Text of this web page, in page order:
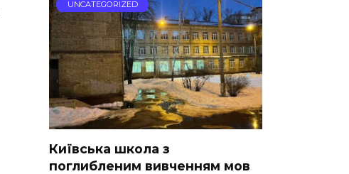
UNCATEGORIZED
Київська школа з
поглибленим вивченням мов